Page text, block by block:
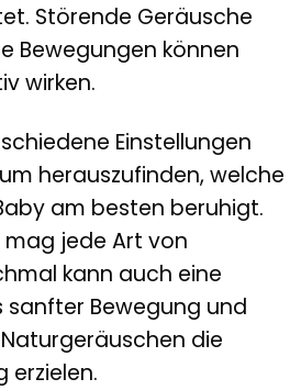
Störende Geräusche
Bewegungen können
wirken.
Einstellungen
herauszufinden, welche
am besten beruhigt.
jede Art von
kann auch eine
Bewegung und
die
erzielen.